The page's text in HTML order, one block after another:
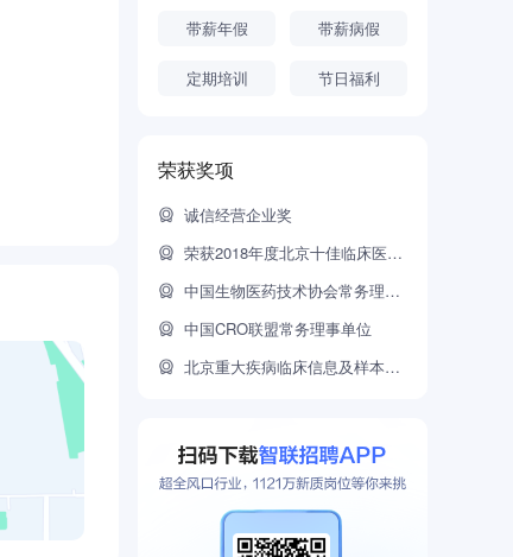
带薪年假 带薪病假
定期培训 节日福利
荣获奖项
诚信经营企业奖
荣获2018年度北京十佳临床医药研发平台
中国生物医药技术协会常务理事单位
中国CRO联盟常务理事单位
北京重大疾病临床信息及样本唯一合作的CRO公司